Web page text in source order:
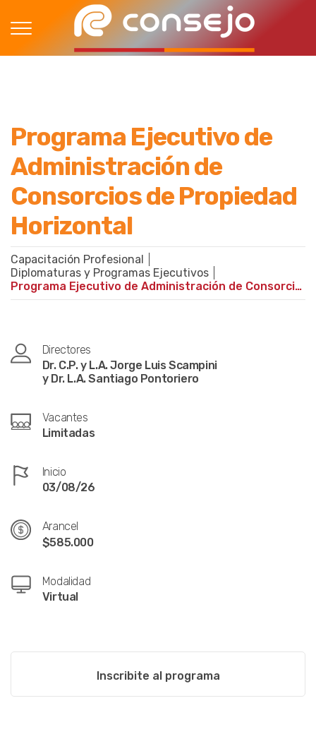
Programa Ejecutivo de
Administración de
Consorcios de Propiedad
Horizontal
Capacitación Profesional
Diplomaturas y Programas Ejecutivos
Programa Ejecutivo de Administración de Consorcios de Propiedad Horizontal
Directores
Dr. C.P. y L.A. Jorge Luis Scampini
y Dr. L.A. Santiago Pontoriero
Vacantes
Limitadas
Inicio
03/08/26
Arancel
$585.000
Modalidad
Virtual
Inscribite al programa